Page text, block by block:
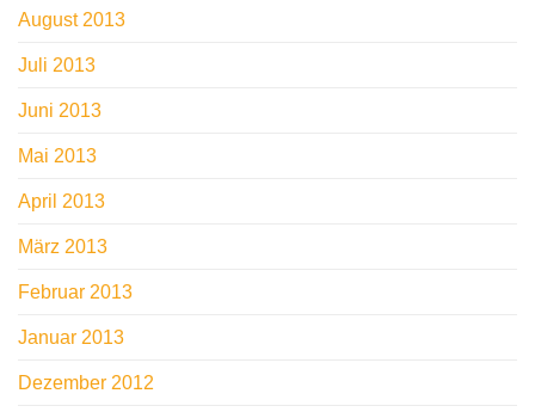
August 2013
Juli 2013
Juni 2013
Mai 2013
April 2013
März 2013
Februar 2013
Januar 2013
Dezember 2012